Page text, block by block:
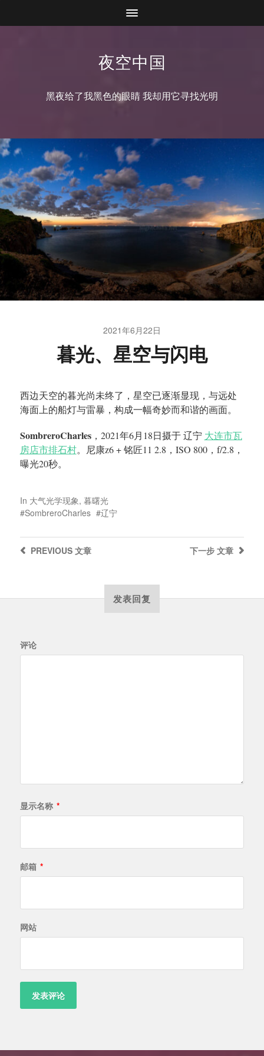
夜空中国
黑夜给了我黑色的眼睛 我却用它寻找光明
2021年6月22日
暮光、星空与闪电
西边天空的暮光尚未终了，星空已逐渐显现，与远处
海面上的船灯与雷暴，构成一幅奇妙而和谐的画面。
SombreroCharles，2021年6月18日摄于 辽宁 大连市瓦
房店市排石村。尼康z6 + 铭匠11 2.8，ISO 800，f/2.8，
曝光20秒。
In 大气光学现象, 暮曙光
SombreroCharles
辽宁
下一步 文章
PREVIOUS文章
发表回复
评论
显示名称 *
邮箱 *
网站